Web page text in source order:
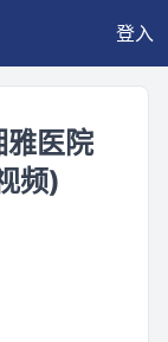
登入
雅医院
频)